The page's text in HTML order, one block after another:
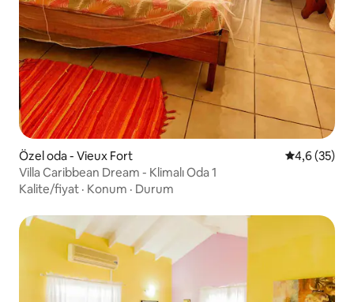
Özel oda - Vieux Fort 5 üzerinden
4,6 (35)
Villa Caribbean Dream - Klimalı Oda 1
Kalite/fiyat · Konum · Durum